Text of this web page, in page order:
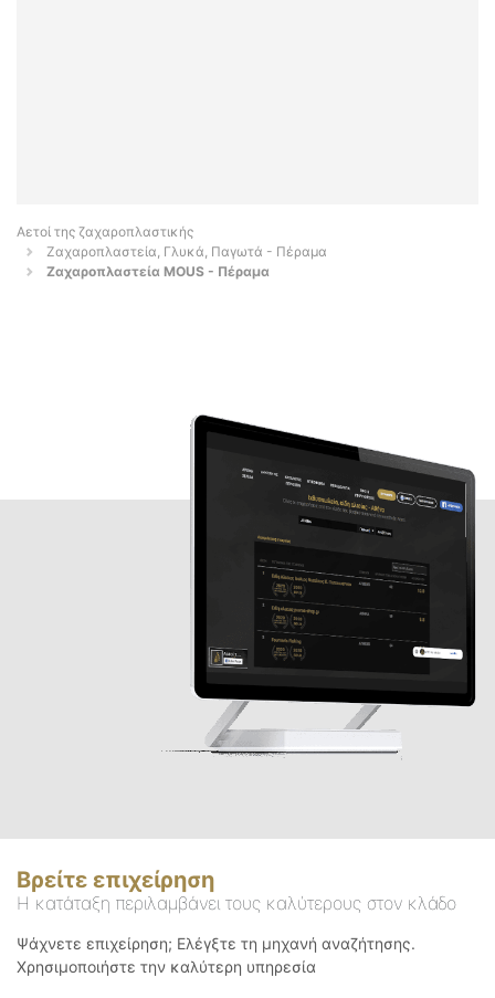
Αετοί της ζαχαροπλαστικής
Ζαχαροπλαστεία, Γλυκά, Παγωτά - Πέραμα
Ζαχαροπλαστεία MOUS - Πέραμα
Βρείτε επιχείρηση
Η κατάταξη περιλαμβάνει τους καλύτερους στον κλάδο
Ψάχνετε επιχείρηση; Ελέγξτε τη μηχανή αναζήτησης.
Χρησιμοποιήστε την καλύτερη υπηρεσία